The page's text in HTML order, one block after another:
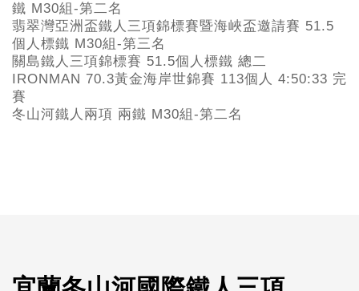
鐵 M30組-第二名
翡翠灣亞洲盃鐵人三項錦標賽暨海峽盃邀請賽 51.5
個人標鐵 M30組-第三名
關島鐵人三項錦標賽 51.5個人標鐵 總二
IRONMAN 70.3黃金海岸世錦賽 113個人 4:50:33 完
賽
冬山河鐵人兩項 兩鐵 M30組-第二名